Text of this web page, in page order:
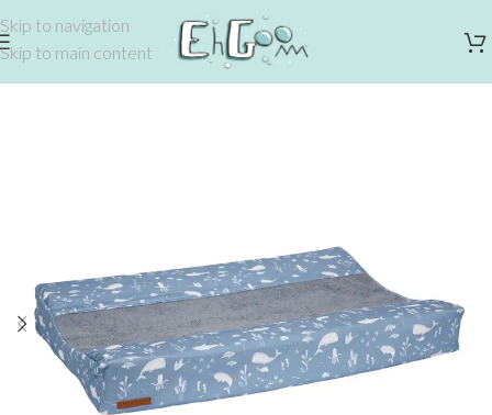
Skip to navigation
Skip to main content